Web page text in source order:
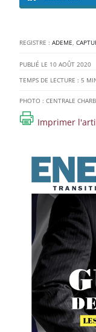
10 AOÛT 2020
TEMPS DE LECTURE : 5
PHOTO : CENTRALE
Imprimer
REGISTRE :ADEME,